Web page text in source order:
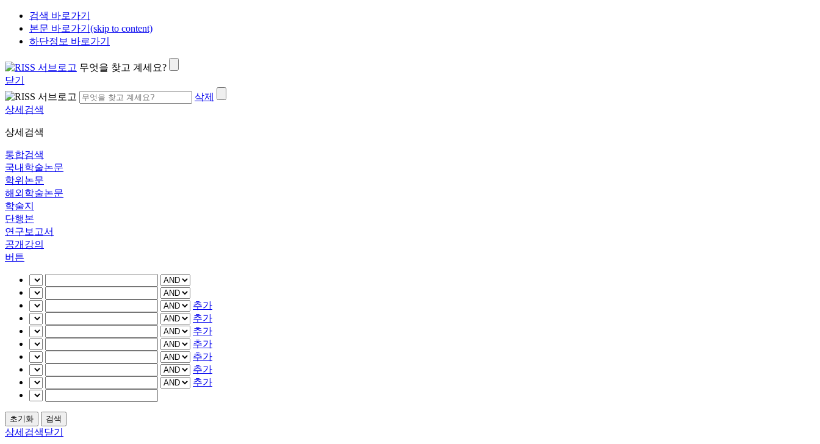
검색 바로가기
본문 바로가기(skip to content)
하단정보 바로가기
무엇을 찾고 계세요?
닫기
삭제
상세검색
상세검색
통합검색
국내학술논문
학위논문
해외학술논문
학술지
단행본
연구보고서
공개강의
버튼
추가
추가
추가
추가
추가
추가
추가
상세검색닫기